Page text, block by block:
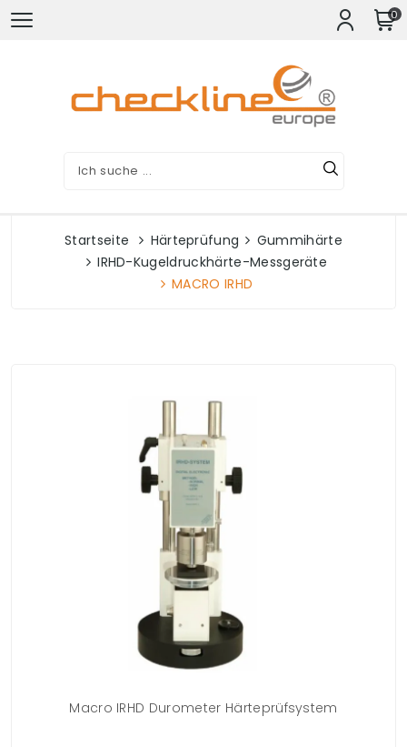
0
Startseite Härteprüfung
Gummihärte
IRHD-Kugeldruckhärte-Messgeräte
MACRO IRHD
Macro IRHD Durometer Härteprüfsystem